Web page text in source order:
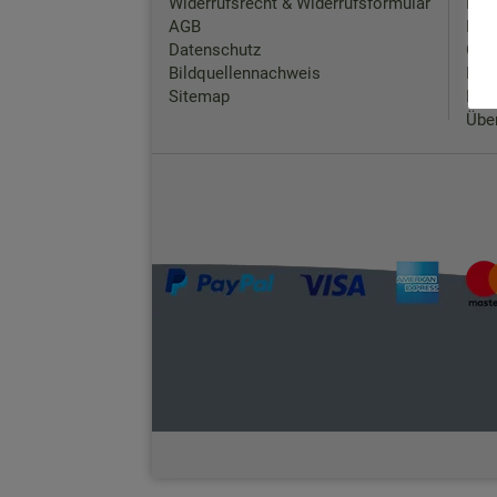
AGB
Datenschutz
Bildquellennachweis
Sitemap
FAQ